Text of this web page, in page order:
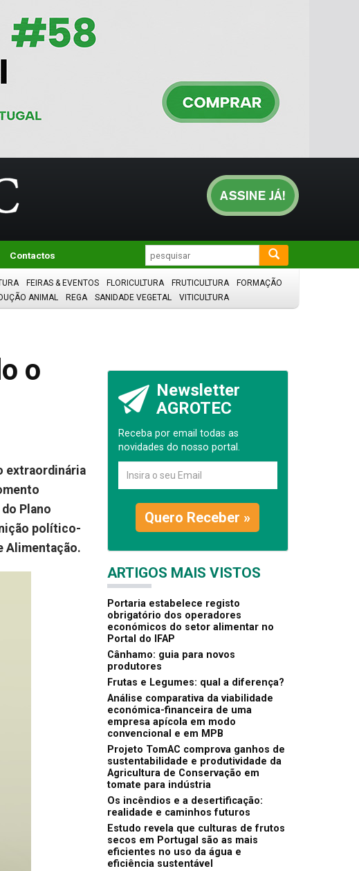
Contactos
FEIRAS & EVENTOS FLORICULTURA FRUTICULTURA
FORMAÇÃO
ANIMAL REGA SANIDADE VEGETAL VITICULTURA
o
extraordinária
Plano
político-
Alimentação.
Newsletter
AGROTEC
Receba por email todas as
novidades do nosso portal.
Quero Receber »
ARTIGOS MAIS VISTOS
Portaria estabelece registo
obrigatório dos operadores
económicos do setor alimentar no
Portal do IFAP
Cânhamo: guia para novos
produtores
Frutas e Legumes: qual a diferença?
Análise comparativa da viabilidade
económica-financeira de uma
empresa apícola em modo
convencional e em MPB
Projeto TomAC comprova ganhos de
sustentabilidade e produtividade da
Agricultura de Conservação em
tomate para indústria
Os incêndios e a desertificação:
realidade e caminhos futuros
Estudo revela que culturas de frutos
secos em Portugal são as mais
eficientes no uso da água e
eficiência sustentável